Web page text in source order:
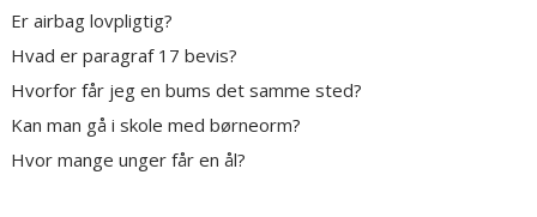
Er airbag lovpligtig?
Hvad er paragraf 17 bevis?
Hvorfor får jeg en bums det samme sted?
Kan man gå i skole med børneorm?
Hvor mange unger får en ål?